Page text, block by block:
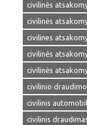
civilinės
civilinės
civilines
civilinės
civilinės
civilinio
civilinis
civilinis